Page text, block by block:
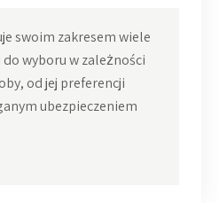
swoim zakresem wiele
wyboru w zależności
od jej preferencji
ubezpieczeniem